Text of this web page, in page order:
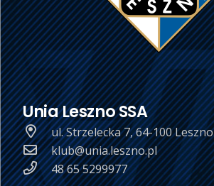
Unia Leszno SSA
ul. Strzelecka 7, 64-100 Leszno
klub@unia.leszno.pl
48 65 5299977